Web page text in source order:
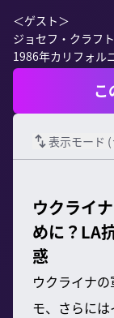
＜ゲスト＞
ジョセフ・クラフ
1986年カリフォル
こ
表示モード (
ウクライ
めに？LA
惑
ウクライナ
モ、さらに